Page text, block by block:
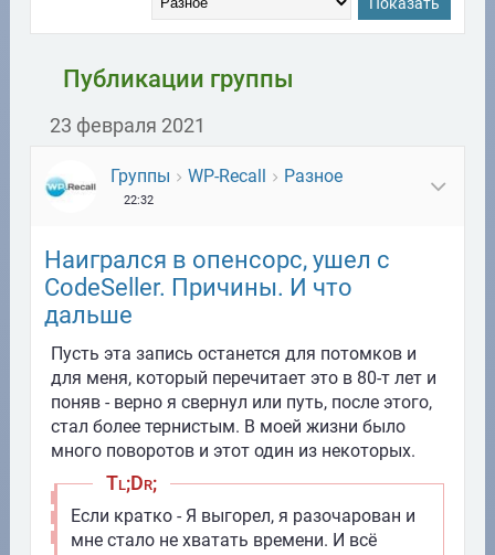
Публикации группы
23 февраля 2021
Группы WP-Recall Разное
22:32
Наигрался в опенсорс, ушел с
CodeSeller. Причины. И что
дальше
Пусть эта запись останется для потомков и
для меня, который перечитает это в 80-т лет и
поняв - верно я свернул или путь, после этого,
стал более тернистым. В моей жизни было
много поворотов и этот один из некоторых.
Tl;Dr;
Если кратко - Я выгорел, я разочарован и
мне стало не хватать времени. И всё